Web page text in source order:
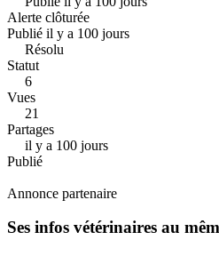
Alerte clôturée
Publié il y a 100 jours
Résolu
Statut
6
Vues
21
Partages
il y a 100 jours
Publié
Annonce partenaire
Ses infos vétérinaires au